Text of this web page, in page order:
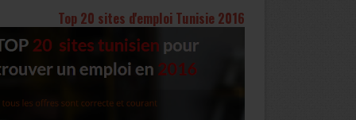
Top 20 sites d'emploi Tunisie 2016